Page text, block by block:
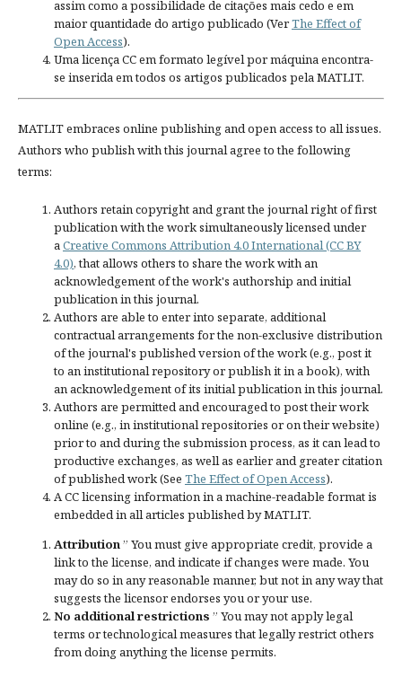
assim como a possibilidade de citações mais cedo e em
maior quantidade do artigo publicado (VerThe Effect of
Open Access).
Uma licença CC em formato legível por máquina encontra-
se inserida em todos os artigos publicados pela MATLIT.
MATLIT embraces online publishing and open access to all issues.
Authors who publish with this journal agree to the following
terms:
Authors retain copyright and grant the journal right of first
publication with the work simultaneously licensed under
aCreative Commons Attribution 4.0 International (CC BY
4.0), that allows others to share the work with an
acknowledgement of the work's authorship and initial
publication in this journal.
Authors are able to enter into separate, additional
contractual arrangements for the non-exclusive distribution
of the journal's published version of the work (e.g., post it
to an institutional repository or publish it in a book), with
an acknowledgement of its initial publication in this journal.
Authors are permitted and encouraged to post their work
online (e.g., in institutional repositories or on their website)
prior to and during the submission process, as it can lead to
productive exchanges, as well as earlier and greater citation
of published work (See The Effect of Open Access).
A CC licensing information in a machine-readable format is
embedded in all articles published by MATLIT.
Attribution” You must give appropriate credit, provide a
link to the license, andindicate if changes were made. You
may do so in any reasonable manner, but not in any way that
suggests the licensor endorses you or your use.
No additional restrictions ” You may not apply legal
terms ortechnological measuresthat legally restrict others
from doing anything the license permits.